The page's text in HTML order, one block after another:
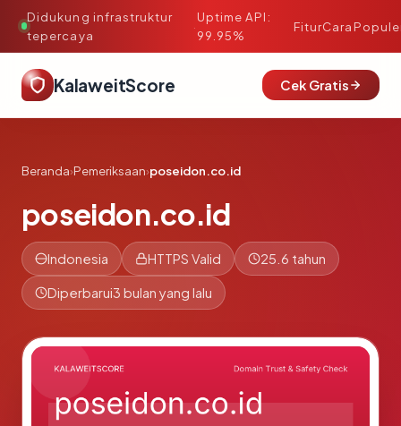
Didukung infrastruktur
tepercaya
·
Uptime API:
99.95%
FiturCara
KalaweitScore Cek Gratis
Beranda›Pemeriksaan›poseidon.co.id
poseidon.co.id
Indonesia HTTPS Valid 25.6 tahun
Diperbarui3 bulan yang lalu